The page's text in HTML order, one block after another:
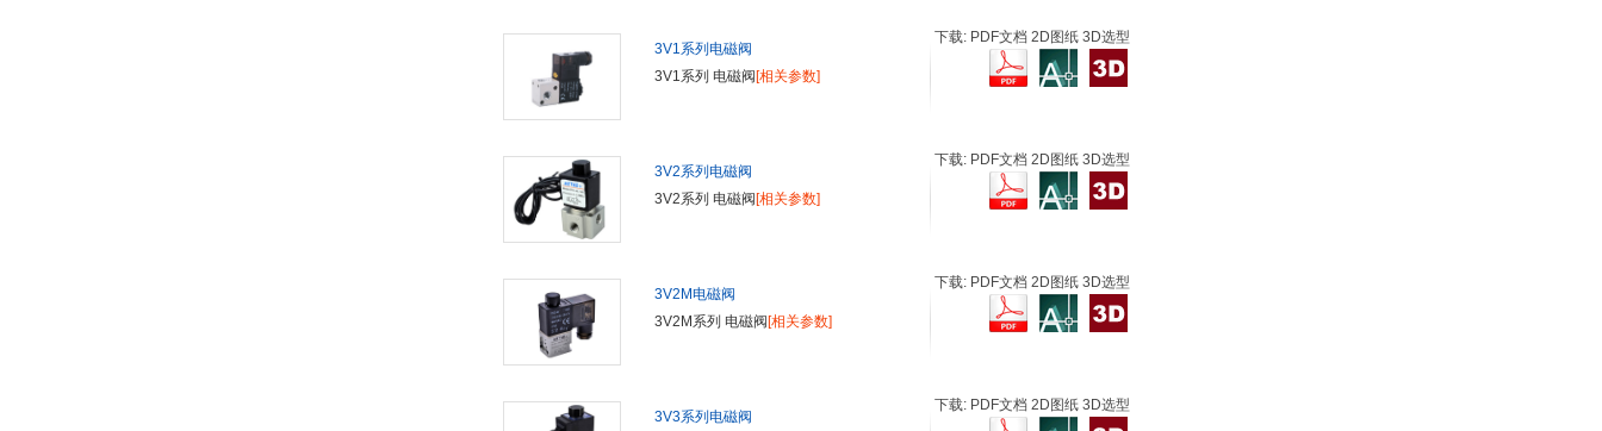
3V1系列电磁阀
3V1系列 电磁阀 [相关参数]
下载: PDF文档 2D图纸 3D选型
3V2系列电磁阀
3V2系列 电磁阀 [相关参数]
下载: PDF文档 2D图纸 3D选型
3V2M电磁阀
3V2M系列 电磁阀 [相关参数]
下载: PDF文档 2D图纸 3D选型
3V3系列电磁阀
下载: PDF文档 2D图纸 3D选型